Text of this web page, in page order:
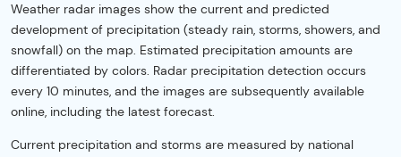
Weather radar images show the current and predicted
development of precipitation (steady rain, storms, showers, and
snowfall) on the map. Estimated precipitation amounts are
differentiated by colors. Radar precipitation detection occurs
every 10 minutes, and the images are subsequently available
online, including the latest forecast.
Current precipitation and storms are measured by national